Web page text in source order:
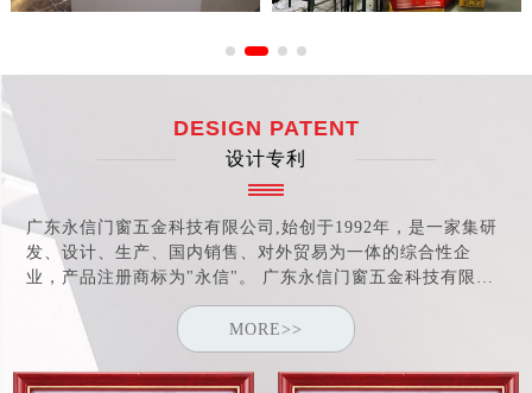
DESIGN PATENT
设计专利
广东永信门窗五金科技有限公司,始创于1992年，是一家集研
发、设计、生产、国内销售、对外贸易为一体的综合性企
业，产品注册商标为"永信"。 广东永信门窗五金科技有限公
司于2005年取得"中国建筑金属结构协会"会员资格，于2006
年荣获"中国优秀绿色产品"证书及"中国消费者信得过产品"称
号。 公司于2007年通过ISO9001:2000认证。
MORE>>